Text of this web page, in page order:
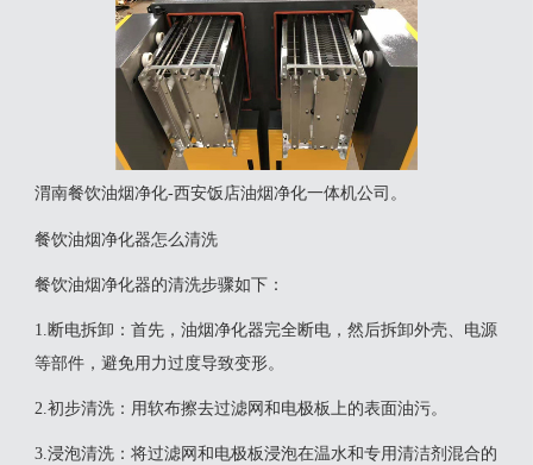
渭南餐饮油烟净化-西安饭店油烟净化一体机公司。
餐饮油烟净化器怎么清洗
‌餐饮油烟净化器的清洗步骤如下‌：‌
1‌.断电拆卸‌：首先，油烟净化器完全断电，然后拆卸外壳、电源
等部件，避免用力过度导致变形。
‌2.初步清洗‌：用软布擦去过滤网和电极板上的表面油污。
‌3.浸泡清洗‌：将过滤网和电极板浸泡在温水和专用清洁剂混合的